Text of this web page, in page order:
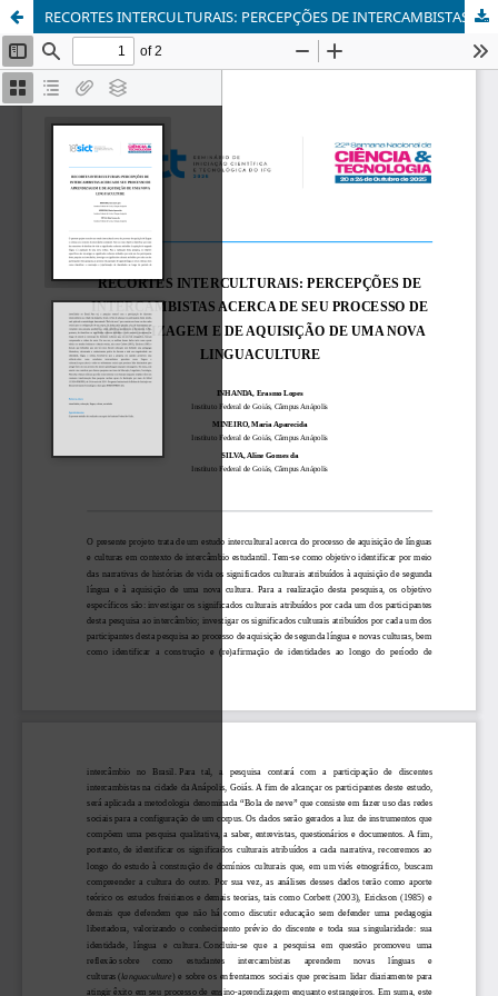
RECORTES INTERCULTURAIS: PERCEPÇÕES DE INTERCAMBISTAS ACERCA DE SEU PROCESSO DE APRENDIZAGEM E DE AQUISIÇÃO DE UMA NOVA LINGUACULTURE